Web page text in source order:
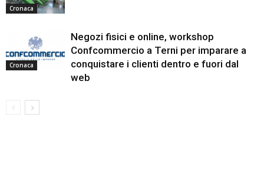
Cronaca
Cronaca
Negozi fisici e online, workshop
Confcommercio a Terni per imparare a
conquistare i clienti dentro e fuori dal
web